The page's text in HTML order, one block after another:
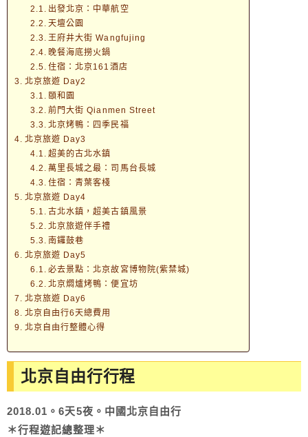
出發北京：中華航空
天壇公園
王府井大街 Wangfujing
晚餐海底撈火鍋
住宿：北京161酒店
北京旅遊 Day2
頤和園
前門大街 Qianmen Street
北京烤鴨：四季民福
北京旅遊 Day3
超美的古北水鎮
萬里長城之最：司馬台長城
住宿：青葉客棧
北京旅遊 Day4
古北水鎮，超美古鎮風景
北京旅遊伴手禮
南鑼鼓巷
北京旅遊 Day5
必去景點：北京故宮博物院(紫禁城)
北京燜爐烤鴨：便宜坊
北京旅遊 Day6
北京自由行6天總費用
北京自由行整體心得
北京自由行行程
2018.01。6天5夜。中國北京自由行
＊行程遊記總整理＊